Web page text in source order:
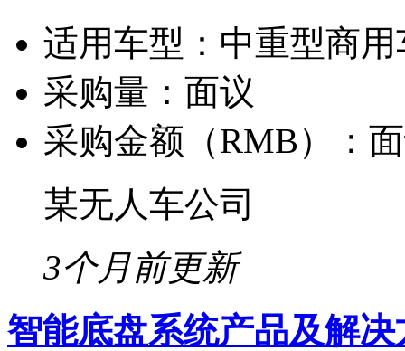
适用车型： 中重型商
采购量： 面议
采购金额（RMB）：
某无人车公司
3个月前更新
智能底盘系统产品及解决